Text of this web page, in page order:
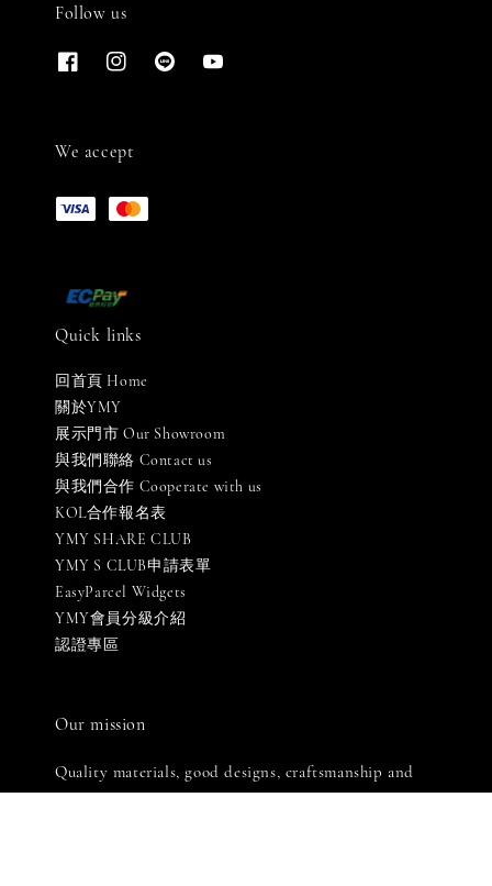
Follow us
We accept
Quick links
回首頁 Home
關於YMY
展示門市 Our Showroom
與我們聯絡 Contact us
與我們合作 Cooperate with us
KOL合作報名表
YMY SHARE CLUB
YMY S CLUB申請表單
EasyParcel Widgets
YMY會員分級介紹
認證專區
Our mission
Quality materials, good designs, craftsmanship and